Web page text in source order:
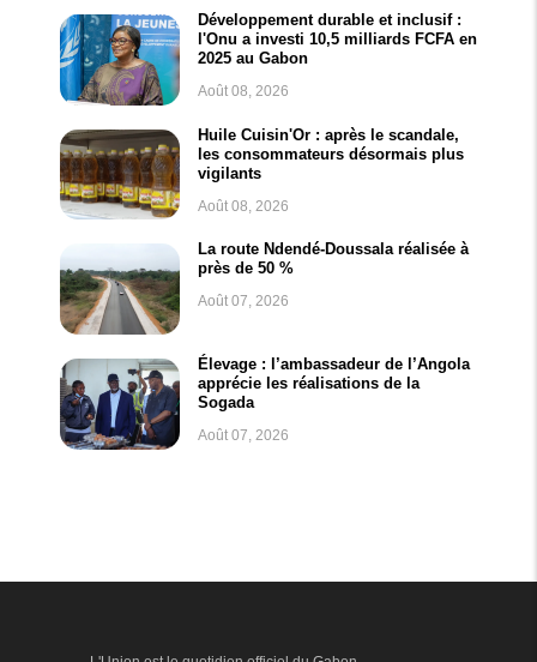
Développement durable et inclusif :
l'Onu a investi 10,5 milliards FCFA en
2025 au Gabon
Août 08, 2026
Huile Cuisin'Or : après le scandale,
les consommateurs désormais plus
vigilants
Août 08, 2026
La route Ndendé-Doussala réalisée à
près de 50 %
Août 07, 2026
Élevage : l’ambassadeur de l’Angola
apprécie les réalisations de la
Sogada
Août 07, 2026